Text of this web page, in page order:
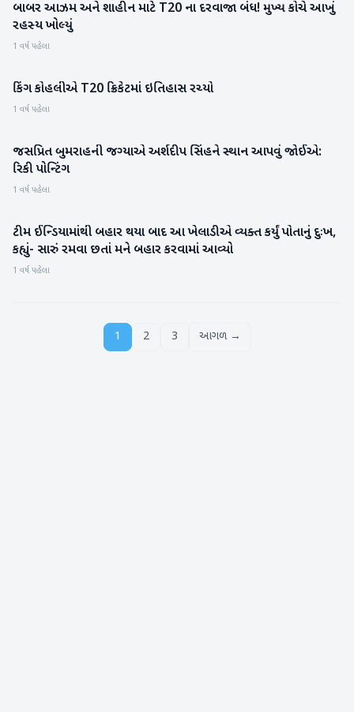
રમતગમત
બાબર આઝમ અને શાહીન માટે T20 ના દરવાજા બંધ! મુખ્ય કોચે આખું
રહસ્ય ખોલ્યું
1 વર્ષ પહેલા
રમતગમત
કિંગ કોહલીએ T20 ક્રિકેટમાં ઇતિહાસ રચ્યો
1 વર્ષ પહેલા
રમતગમત
જસપ્રિત બુમરાહની જગ્યાએ અર્શદીપ સિંહને સ્થાન આપવું જોઈએ:
રિકી પોન્ટિંગ
1 વર્ષ પહેલા
રમતગમત
ટીમ ઈન્ડિયામાંથી બહાર થયા બાદ આ ખેલાડીએ વ્યક્ત કર્યું પોતાનું દુઃખ,
કહ્યું- સારું રમવા છતાં મને બહાર કરવામાં આવ્યો
1 વર્ષ પહેલા
1 2 3 આગળ →